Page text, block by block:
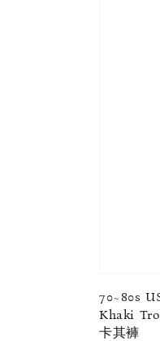
70~80s
Khaki
卡其褲